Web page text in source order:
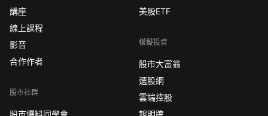
講座
線上課程
影音
合作作者
股市社群
股市爆料同學會
美股ETF
模擬投資
股市大富翁
選股網
雲端控股
報明牌